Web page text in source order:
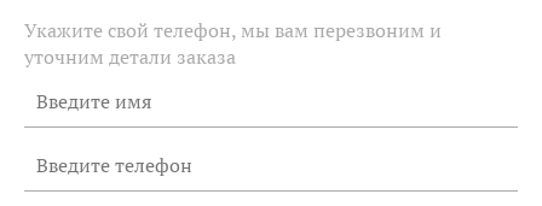
Укажите свой телефон, мы вам перезвоним и
уточним детали заказа